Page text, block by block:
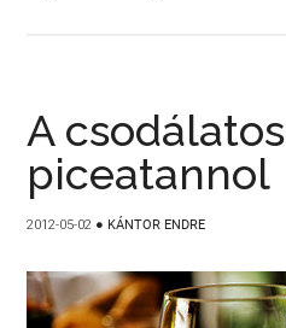
A csodálatos
piceatannol
2012-05-02 ● KÁNTOR ENDRE